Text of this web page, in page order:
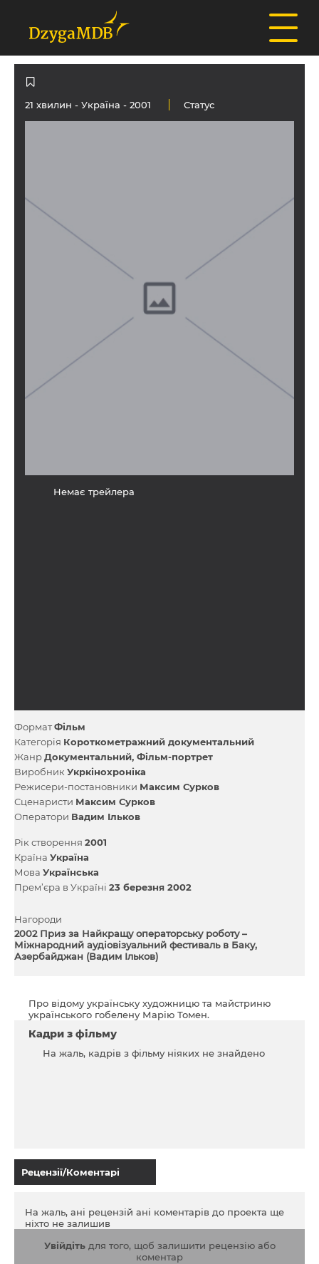
21 хвилин - Україна - 2001 Статус
Немає трейлера
ФорматФільм
Категорія Короткометражний документальний
ЖанрДокументальний Фільм-портрет
Виробник Укркінохроніка
Режисери-постановники Максим Сурков
Сценаристи Максим Сурков
Оператори Вадим Ільков
Рік створення 2001
Країна Україна
Мова Українська
Прем’єра в Україні 23 березня 2002
Нагороди
2002 Приз за Найкращу операторську роботу –
Міжнародний аудіовізуальний фестиваль в Баку,
Азербайджан (Вадим Ільков)
Про відому українську художницю та майстриню
українського гобе­лену Марію Томен.
Кадри з фільму
На жаль, кадрів з фільму ніяких не знайдено
Рецензії/Коментарі
На жаль, ані рецензій ані коментарів до проекта ще
ніхто не залишив
Увійдітьдля того, щоб залишити рецензію або
коментар